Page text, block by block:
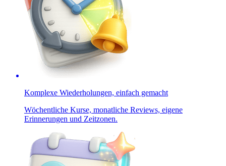
Komplexe Wiederholungen, einfach gemacht
Wöchentliche Kurse, monatliche Reviews, eigene
Erinnerungen und Zeitzonen.